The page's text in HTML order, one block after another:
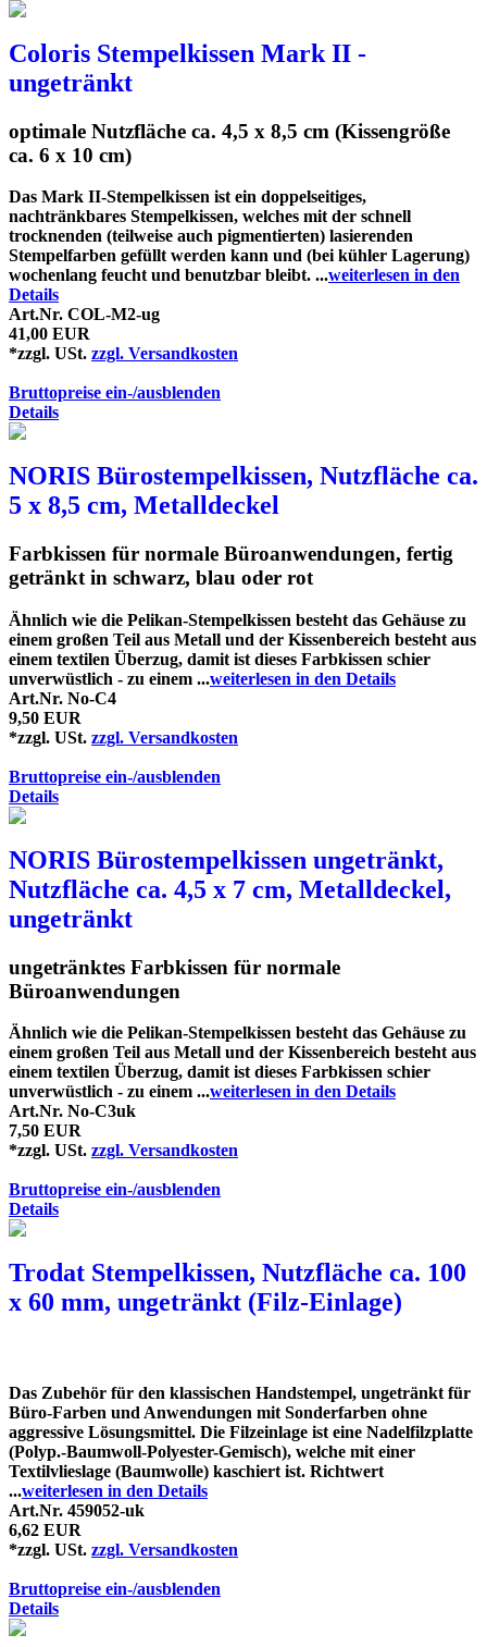
Coloris Stempelkissen Mark II -
ungetränkt
optimale Nutzfläche ca. 4,5 x 8,5 cm (Kissengröße
ca. 6 x 10 cm)
Das Mark II-Stempelkissen ist ein doppelseitiges,
nachtränkbares Stempelkissen, welches mit der schnell
trocknenden (teilweise auch pigmentierten) lasierenden
Stempelfarben gefüllt werden kann und (bei kühler Lagerung)
wochenlang feucht und benutzbar bleibt. ...weiterlesen in den
Details
Art.Nr. COL-M2-ug
41,00 EUR
*zzgl. USt. zzgl. Versandkosten
Bruttopreise ein-/ausblenden
Details
NORIS Bürostempelkissen, Nutzfläche ca.
5 x 8,5 cm, Metalldeckel
Farbkissen für normale Büroanwendungen, fertig
getränkt in schwarz, blau oder rot
Ähnlich wie die Pelikan-Stempelkissen besteht das Gehäuse zu
einem großen Teil aus Metall und der Kissenbereich besteht aus
einem textilen Überzug, damit ist dieses Farbkissen schier
unverwüstlich - zu einem ...weiterlesen in den Details
Art.Nr. No-C4
9,50 EUR
*zzgl. USt. zzgl. Versandkosten
Bruttopreise ein-/ausblenden
Details
NORIS Bürostempelkissen ungetränkt,
Nutzfläche ca. 4,5 x 7 cm, Metalldeckel,
ungetränkt
ungetränktes Farbkissen für normale
Büroanwendungen
Ähnlich wie die Pelikan-Stempelkissen besteht das Gehäuse zu
einem großen Teil aus Metall und der Kissenbereich besteht aus
einem textilen Überzug, damit ist dieses Farbkissen schier
unverwüstlich - zu einem ...weiterlesen in den Details
Art.Nr. No-C3uk
7,50 EUR
*zzgl. USt. zzgl. Versandkosten
Bruttopreise ein-/ausblenden
Details
Trodat Stempelkissen, Nutzfläche ca. 100
x 60 mm, ungetränkt (Filz-Einlage)
Das Zubehör für den klassischen Handstempel, ungetränkt für
Büro-Farben und Anwendungen mit Sonderfarben ohne
aggressive Lösungsmittel. Die Filzeinlage ist eine Nadelfilzplatte
(Polyp.-Baumwoll-Polyester-Gemisch), welche mit einer
Textilvlieslage (Baumwolle) kaschiert ist. Richtwert
...weiterlesen in den Details
Art.Nr. 459052-uk
6,62 EUR
*zzgl. USt. zzgl. Versandkosten
Bruttopreise ein-/ausblenden
Details